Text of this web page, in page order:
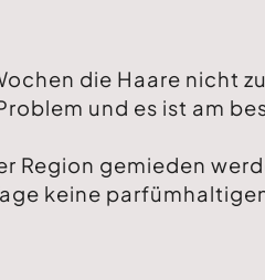
die Haare nicht
und es ist am
gemieden
keine